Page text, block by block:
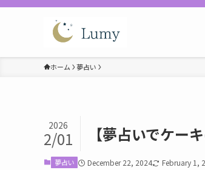
ホーム 夢占い
【夢占いでケー
2026
2/01
夢占い December 22, 2024 February 1,